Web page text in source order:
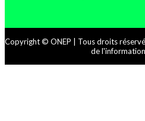
Copyright © ONEP | Tous droits
de